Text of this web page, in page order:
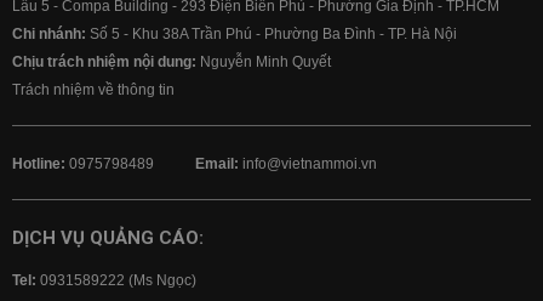
Lầu 5 - Compa Building - 293 Điện Biên Phủ - Phường Gia Định - TP.HCM
Chi nhánh: Số 5 - Khu 38A Trần Phú - Phường Ba Đình - TP. Hà Nội
Chịu trách nhiệm nội dung: Nguyễn Minh Quyết
Trách nhiệm về thông tin
Hotline: 0975798489 Email: info@vietnammoi.vn
DỊCH VỤ QUẢNG CÁO:
Tel: 0931589222 (Ms Ngọc)